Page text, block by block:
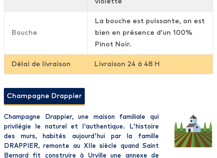
violette
Bouche
La bouche est puissante, on est
bien en présence d’un 100%
Pinot Noir.
Délai de livraison Livraison 24 à 48 H
Champagne Drappier
Champagne Drappier, une maison familiale
qui
privilégie le naturel et l'authentique. L'histoire
des murs, habités aujourd'hui par la famille
DRAPPIER, remonte au XIIe siècle quand Saint
Bernard fit construire à Urville une annexe de